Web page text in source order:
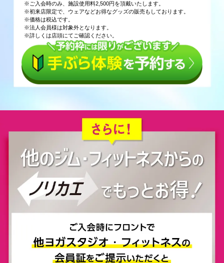
※ご入会時のみ、施設使用料2,500円を頂戴いたします。
※初来店限定で、ウェアなどお得なグッズの販売もしております。
※価格は税込です。
※法人会員様は対象外となります。
※詳しくは店頭にてご確認ください。